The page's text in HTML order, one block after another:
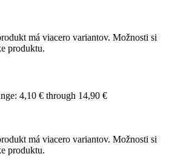
má viacero variantov. Možnosti si
produktu.
4,10 € through 14,90 €
má viacero variantov. Možnosti si
produktu.